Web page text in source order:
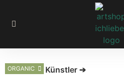
ORGANIC
Mehr zum Künstler ➔